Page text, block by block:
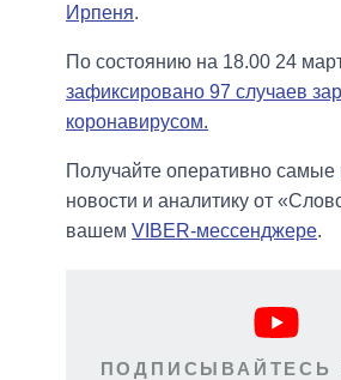
Ирпеня.
По состоянию на 18.00 24
зафиксировано 97 случаев
коронавирусом.
Получайте оперативно
новости и аналитику от
вашем VIBER-мессенджере.
ПОДПИСЫВАЙТЕСЬ